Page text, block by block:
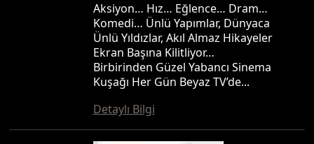
Aksiyon… Hız… Eğlence… Dram…
Komedi… Ünlü Yapımlar, Dünyaca
Ünlü Yıldızlar, Akıl Almaz Hikayeler
Ekran Başına Kilitliyor…
Birbirinden Güzel Yabancı Sinema
Kuşağı Her Gün Beyaz TV’de...
Detaylı Bilgi